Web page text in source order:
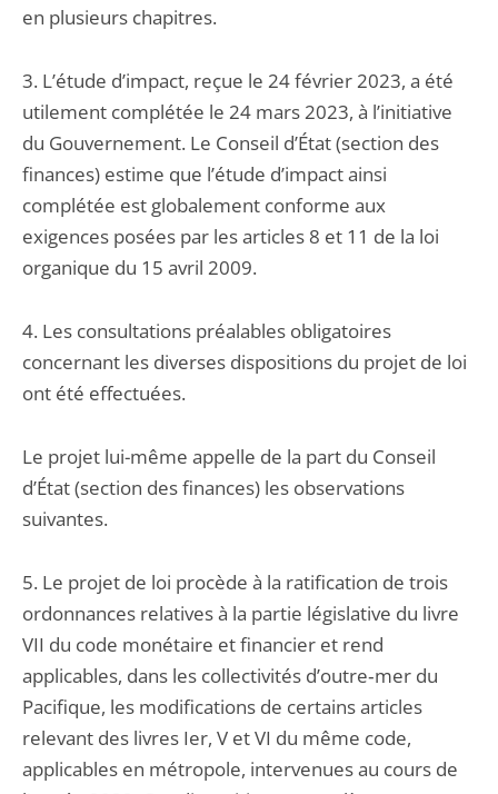
en plusieurs chapitres.
3. L’étude d’impact, reçue le 24 février 2023, a été
utilement complétée le 24 mars 2023, à l’initiative
du Gouvernement. Le Conseil d’État (section des
finances) estime que l’étude d’impact ainsi
complétée est globalement conforme aux
exigences posées par les articles 8 et 11 de la loi
organique du 15 avril 2009.
4. Les consultations préalables obligatoires
concernant les diverses dispositions du projet de loi
ont été effectuées.
Le projet lui-même appelle de la part du Conseil
d’État (section des finances) les observations
suivantes.
5. Le projet de loi procède à la ratification de trois
ordonnances relatives à la partie législative du livre
VII du code monétaire et financier et rend
applicables, dans les collectivités d’outre‑mer du
Pacifique, les modifications de certains articles
relevant des livres Ier, V et VI du même code,
applicables en métropole, intervenues au cours de